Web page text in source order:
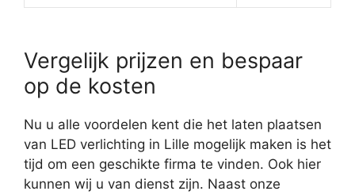
Vergelijk prijzen en bespaar
op de kosten
Nu u alle voordelen kent die het laten plaatsen
van LED verlichting in Lille mogelijk maken is het
tijd om een geschikte firma te vinden. Ook hier
kunnen wij u van dienst zijn. Naast onze